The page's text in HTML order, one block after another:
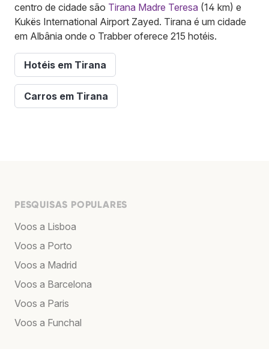
centro de cidade são Tirana Madre Teresa (14 km) e
Kukës International Airport Zayed. Tirana é um cidade
em Albânia onde o Trabber oferece 215 hotéis.
Hotéis em Tirana
Carros em Tirana
PESQUISAS POPULARES
Voos a Lisboa
Voos a Porto
Voos a Madrid
Voos a Barcelona
Voos a Paris
Voos a Funchal